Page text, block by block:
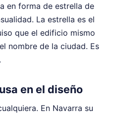
en forma de estrella de
La estrella es el
que el edificio mismo
nombre de la ciudad. Es
en el diseño
En Navarra su